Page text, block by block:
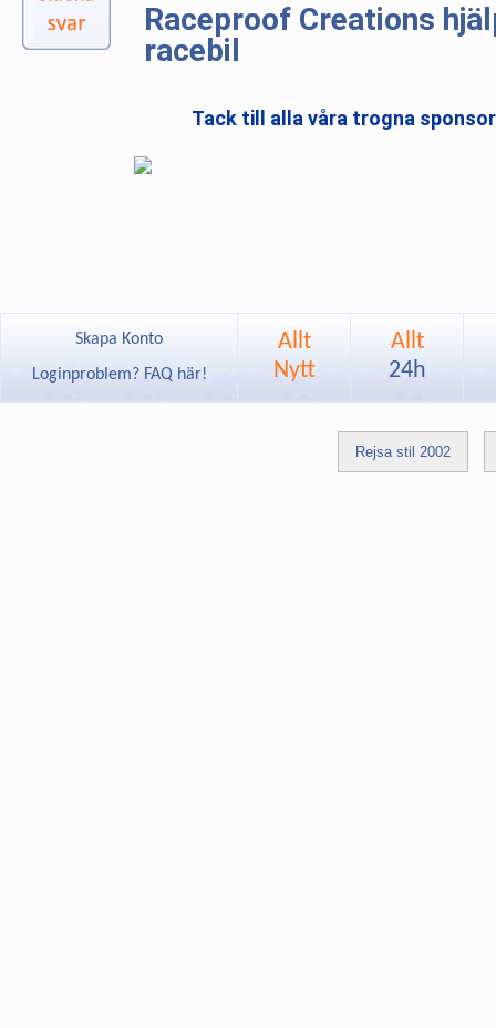
Raceproof Creations
racebil
Tack till alla våra trogna
Skapa Konto
Loginproblem? FAQ här!
Allt
Nytt
Allt
24h
Rejsa stil 2002